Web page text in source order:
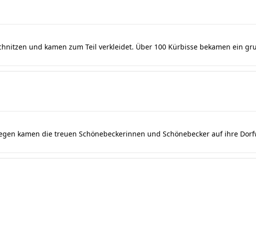
und kamen zum Teil verkleidet. Über 100 Kürbisse bekamen ein
kamen die treuen Schönebeckerinnen und Schönebecker auf ihre